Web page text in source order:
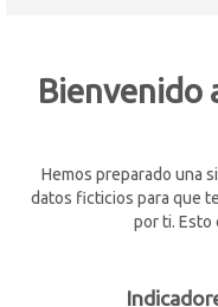
Bienvenido
Hemos preparado una
datos ficticios para que
por ti. Esto